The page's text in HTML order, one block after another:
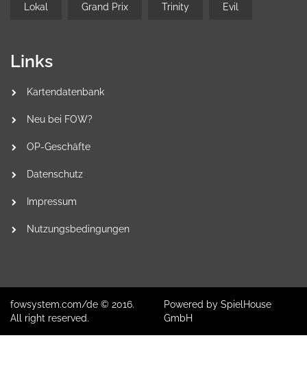
Lokal Grand Prix Trinity Evil
Links
Kartendatenbank
Neu bei FOW?
OP-Geschäfte
Datenschutz
Impressum
Nutzungsbedingungen
fowsystem.com/de © 2016.
All right reserved.
Powered by SpielHouse
GmbH